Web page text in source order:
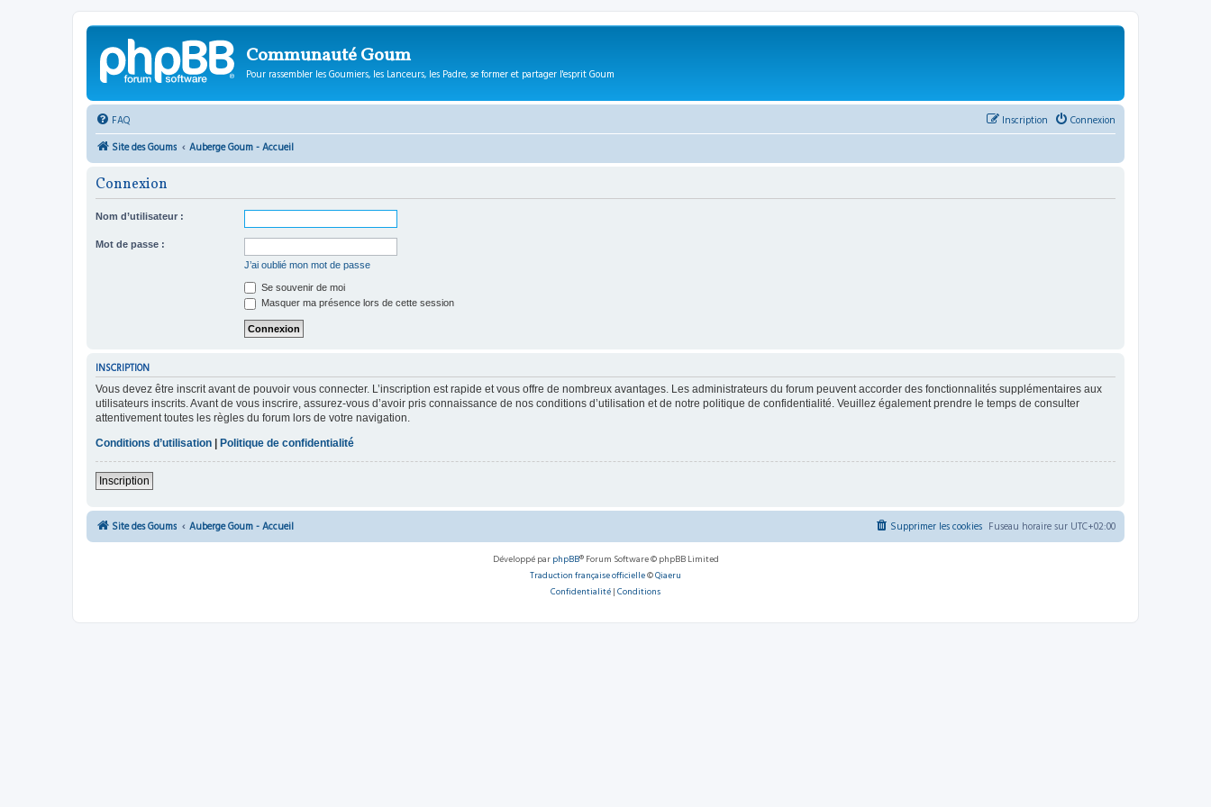
Communauté Goum
Pour rassembler les Goumiers, les Lanceurs, les Padre, se former et partager l'esprit Goum
FAQ Connexion
Inscription
Site des Goums
Auberge Goum - Accueil
Connexion
Nom d’utilisateur :
Mot de passe :
J’ai oublié mon mot de passe
Se souvenir de moi
Masquer ma présence lors de cette session
INSCRIPTION
Vous devez être inscrit avant de pouvoir vous connecter. L’inscription est rapide et vous offre de nombreux avantages. Les administrateurs du forum peuvent accorder des fonctionnalités supplémentaires aux
utilisateurs inscrits. Avant de vous inscrire, assurez-vous d’avoir pris connaissance de nos conditions d’utilisation et de notre politique de confidentialité. Veuillez également prendre le temps de consulter
attentivement toutes les règles du forum lors de votre navigation.
Conditions d’utilisation
Politique de confidentialité
Inscription
Site des Goums Auberge Goum - Accueil Fuseau horaire sur UTC+02:00
Supprimer les cookies
Développé par phpBB® Forum Software © phpBB Limited
Traduction française officielle©Qiaeru
Confidentialité | Conditions